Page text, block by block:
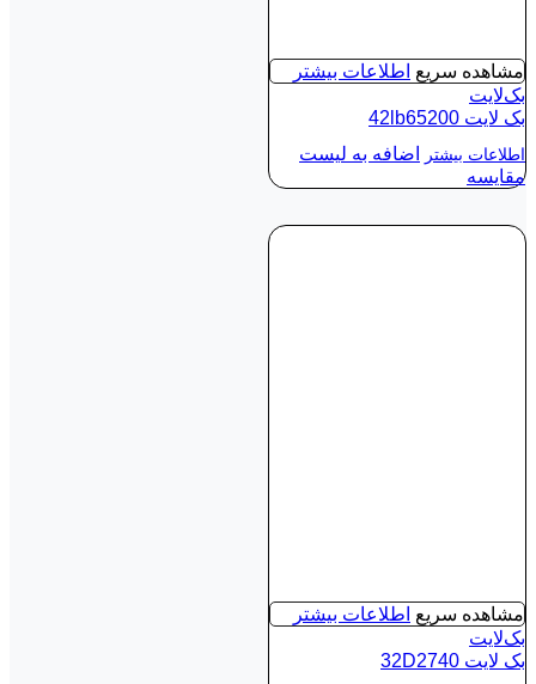
مشاهده سریع اطلاعات بیشتر
بک‌لایت
بک لايت 42lb65200
اطلاعات بیشتر
اضافه به لیست
مقایسه
مشاهده سریع اطلاعات بیشتر
بک‌لایت
بک لايت 32D2740